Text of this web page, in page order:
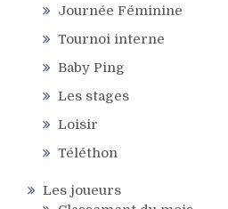
Journée Féminine
Tournoi interne
Baby Ping
Les stages
Loisir
Téléthon
Les joueurs